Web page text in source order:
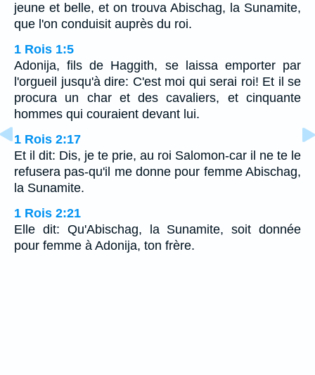
jeune et belle, et on trouva Abischag, la Sunamite,
que l'on conduisit auprès du roi.
1 Rois 1:5
Adonija, fils de Haggith, se laissa emporter par
l'orgueil jusqu'à dire: C'est moi qui serai roi! Et il se
procura un char et des cavaliers, et cinquante
hommes qui couraient devant lui.
1 Rois 2:17
Et il dit: Dis, je te prie, au roi Salomon-car il ne te le
refusera pas-qu'il me donne pour femme Abischag,
la Sunamite.
1 Rois 2:21
Elle dit: Qu'Abischag, la Sunamite, soit donnée
pour femme à Adonija, ton frère.